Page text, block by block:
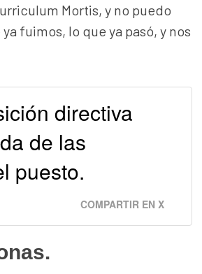
Mortis, y no puedo
fuimos, lo que ya pasó, y nos
directiva
de las
puesto.
COMPARTIR EN X